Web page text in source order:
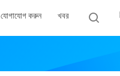
যোগাযোগ করুন খবর